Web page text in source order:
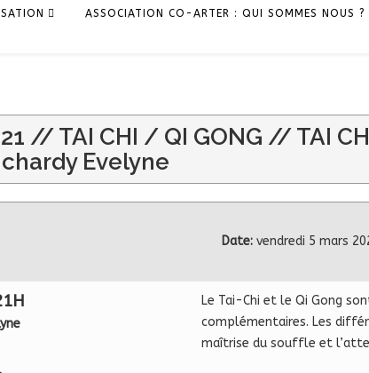
ASSOCIATION CO-ARTER : QUI SOMMES NOUS ?
// TAI CHI / QI GONG // TAI
Evelyne
Date: vendredi 5 mars
Le Tai-Chi et le Qi Gong
complémentaires. Les
maîtrise du souffle et